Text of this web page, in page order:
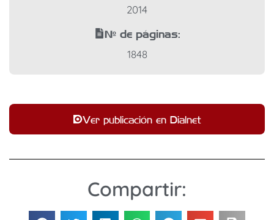
2014
Nº de páginas:
1848
Ver publicación en Dialnet
Compartir: